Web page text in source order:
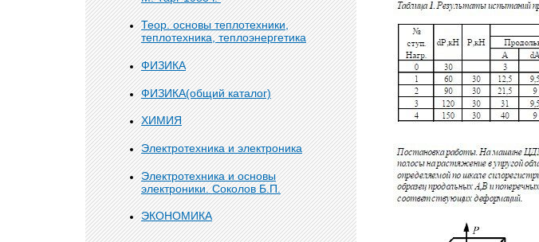
Теор. основы теплотехники,
теплотехника, теплоэнергетика
ФИЗИКА
ФИЗИКА(общий каталог)
ХИМИЯ
Электротехника и электроника
Электротехника и основы
электроники. Соколов Б.П.
ЭКОНОМИКА